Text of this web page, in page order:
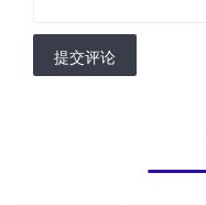
提交评论